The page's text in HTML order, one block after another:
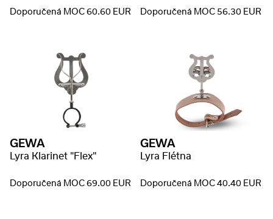
Doporučená MOC 60.60 EUR Doporučená MOC 56.30 EUR
GEWA
Lyra Klarinet "Flex"
Doporučená MOC 69.00 EUR
GEWA
Lyra Flétna
Doporučená MOC 40.40 EUR